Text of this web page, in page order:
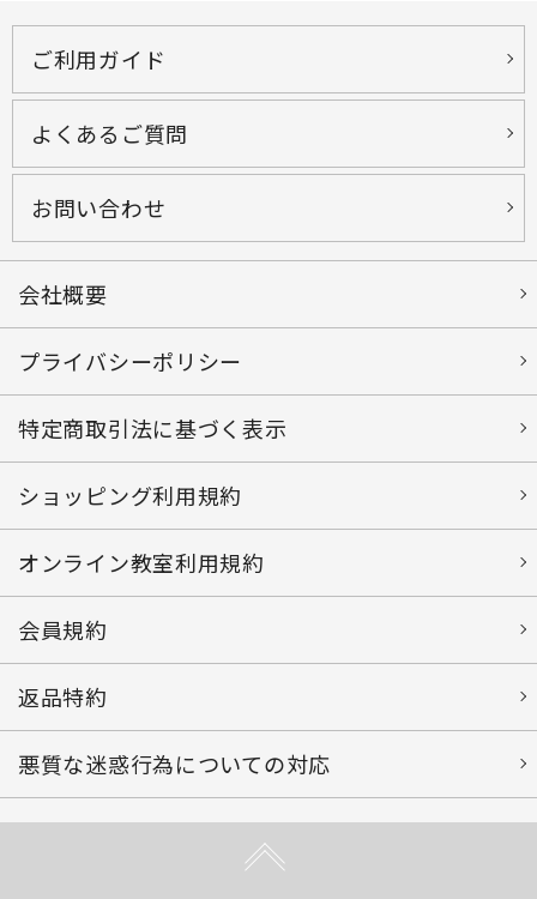
ご利用ガイド
よくあるご質問
お問い合わせ
会社概要
プライバシーポリシー
特定商取引法に基づく表示
ショッピング利用規約
オンライン教室利用規約
会員規約
返品特約
悪質な迷惑行為についての対応